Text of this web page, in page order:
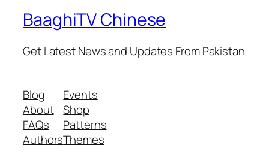
BaaghiTV Chinese
Get Latest News and Updates From Pakistan
Blog
About
FAQs
Authors
Events
Shop
Patterns
Themes